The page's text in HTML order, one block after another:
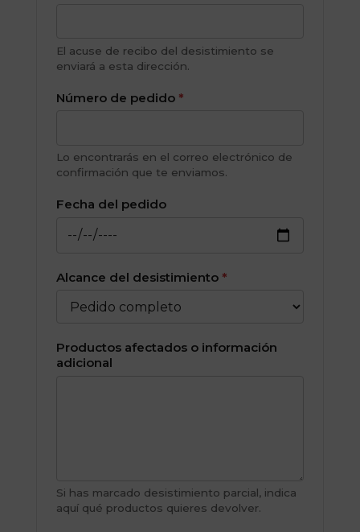
El acuse de recibo del desistimiento se
enviará a esta dirección.
Número de pedido *
Lo encontrarás en el correo electrónico de
confirmación que te enviamos.
Fecha del pedido
Alcance del desistimiento *
Productos afectados o información
adicional
Si has marcado desistimiento parcial, indica
aquí qué productos quieres devolver.